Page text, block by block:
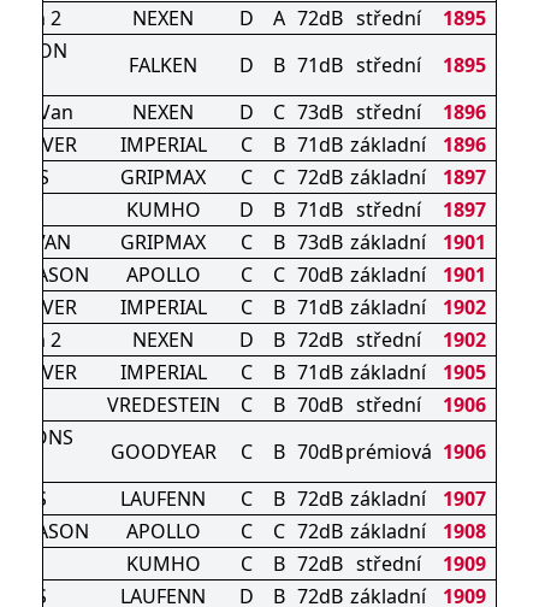
2
NEXEN D A 72dB střední
1895
FALKEN D B 71dB střední
1895
Van
NEXEN D C 73dB střední
1896
DRIVER
IMPERIAL C B 71dB základní
1896
A/S
GRIPMAX C C 72dB základní
1897
KUMHO D B 71dB střední
1897
S VAN
GRIPMAX C B 73dB základní
1901
SEASON
APOLLO C C 70dB základní
1901
DRIVER
IMPERIAL C B 71dB základní
1902
2
NEXEN D B 72dB střední
1902
DRIVER
IMPERIAL C B 71dB základní
1905
VREDESTEIN C B 70dB střední
1906
GOODYEAR C B 70dBprémiová 1906
4S
LAUFENN C B 72dB základní
1907
SEASON
APOLLO C C 72dB základní
1908
KUMHO C B 72dB střední
1909
4S
LAUFENN D B 72dB základní 1909